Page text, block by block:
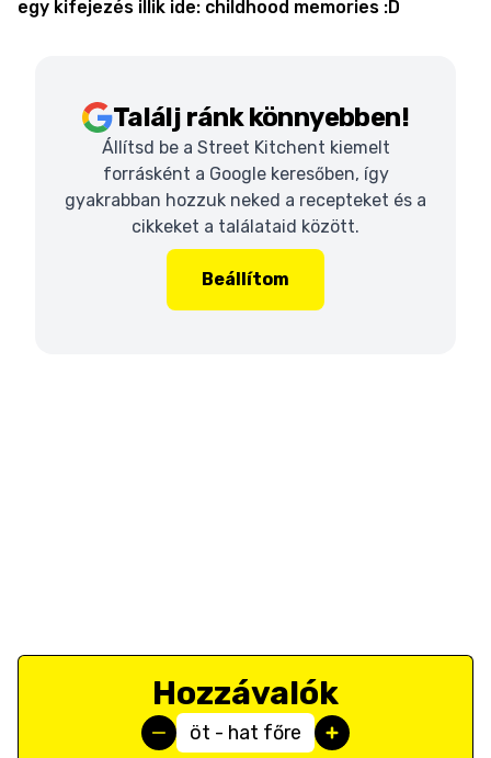
egy kifejezés illik ide: childhood memories :D
Találj ránk könnyebben!
Állítsd be a Street Kitchent kiemelt
forrásként a Google keresőben, így
gyakrabban hozzuk neked a recepteket és a
cikkeket a találataid között.
Beállítom
Hozzávalók
öt - hat főre